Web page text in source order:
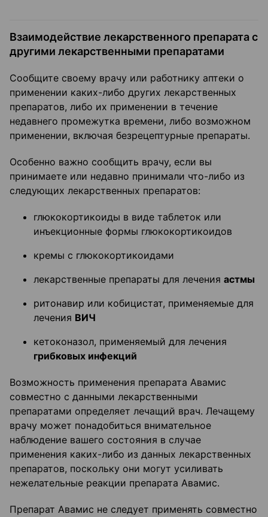
Взаимодействие лекарственного препарата с
другими лекарственными препаратами
Сообщите своему врачу или работнику аптеки о
применении каких-либо других лекарственных
препаратов, либо их применении в течение
недавнего промежутка времени, либо возможном
применении, включая безрецептурные препараты.
Особенно важно сообщить врачу, если вы
принимаете или недавно принимали что-либо из
следующих лекарственных препаратов:
глюкокортикоиды в виде таблеток или
инъекционные формы глюкокортикоидов
кремы с глюкокортикоидами
лекарственные препараты для лечения астмы
ритонавир или кобицистат, применяемые для
лечения ВИЧ
кетоконазол, применяемый для лечения
грибковых инфекций
Возможность применения препарата Авамис
совместно с данными лекарственными
препаратами определяет лечащий врач. Лечащему
врачу может понадобиться внимательное
наблюдение вашего состояния в случае
применения каких-либо из данных лекарственных
препаратов, поскольку они могут усиливать
нежелательные реакции препарата Авамис.
Препарат Авамис не следует применять совместно